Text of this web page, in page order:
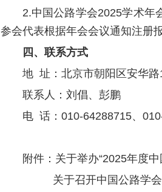
2.中国公路学会2025学术年
参会代表根据年会会议通知注册
四、联系方式
地 址：北京市朝阳区安华路
联系人：刘倡、彭鹏
电 话：010-64288715、
附件： 关于举办“2025年度
关于召开中国公路学